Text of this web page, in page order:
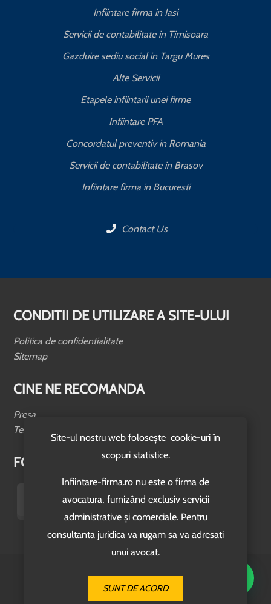
Site-ul nostru web folosește cookie-uri în
scopuri statistice.
Infiintare-firma.ro nu este o firma de
avocatura, furnizând exclusiv servicii
administrative și comerciale. Pentru
consultanta juridica va rugam sa va adresati
unui avocat.
SUNT DE ACORD
Infiintare firma in Iasi
Servicii de contabilitate in Timisoara
Gazduire sediu social in Targu Mures
Alte Servicii
Etapele infiintarii unei firme
Infiintare PFA
Concordatul preventiv in Romania
Servicii de contabilitate in Brasov
Infiintare firma in Bucuresti
Contact Us
CONDITII DE UTILIZARE A SITE-ULUI
Politica de confidentialitate
Sitemap
CINE NE RECOMANDA
Presa
Testimoniale
FOLLOW US
© 2026. www.infiintare-firma.ro
Site Realizat deCreare-Site.co